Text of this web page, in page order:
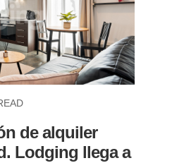
de alquiler
Lodging llega a